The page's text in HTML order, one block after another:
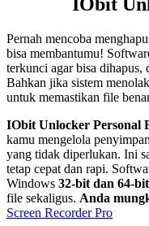
Pernah mencoba
bisa membantumu!
terkunci agar bisa dihapus,
Bahkan jika sistem
untuk memastikan file
IObit Unlocker Personal
kamu mengelola
yang tidak diperlukan. Ini
tetap cepat dan rapi.
Windows 32-bit dan 64-bit
file sekaligus. Anda
Screen Recorder Pro